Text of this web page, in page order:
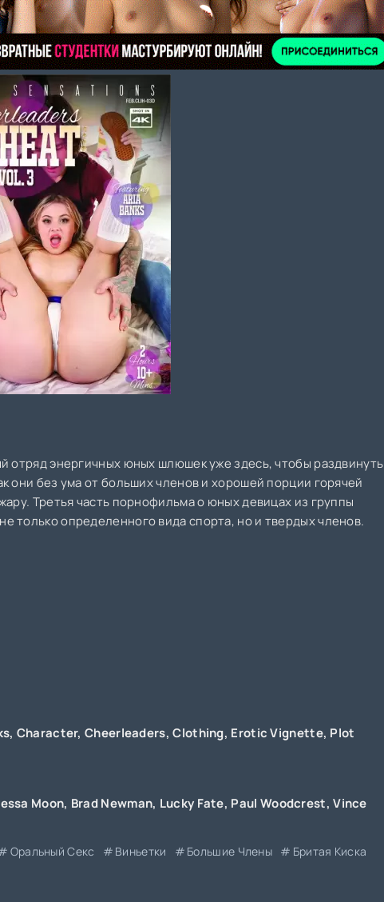
отряд энергичных юных шлюшек уже здесь, чтобы раздвинуть
они без ума от больших членов и хорошей порции горячей
Третья часть порнофильма о юных девицах из группы
только определенного вида спорта, но и твердых членов.
, Character,Cheerleaders,Clothing, Erotic Vignette, Plot
Moon, Brad Newman, Lucky Fate, Paul Woodcrest,Vince
Оральный Секс Виньетки Большие Члены Бритая Киска